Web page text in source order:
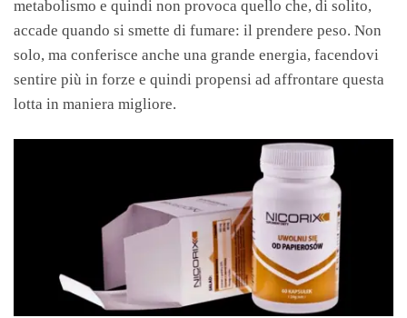
metabolismo e quindi non provoca quello che, di solito,
accade quando si smette di fumare: il prendere peso. Non
solo, ma conferisce anche una grande energia, facendovi
sentire più in forze e quindi propensi ad affrontare questa
lotta in maniera migliore.